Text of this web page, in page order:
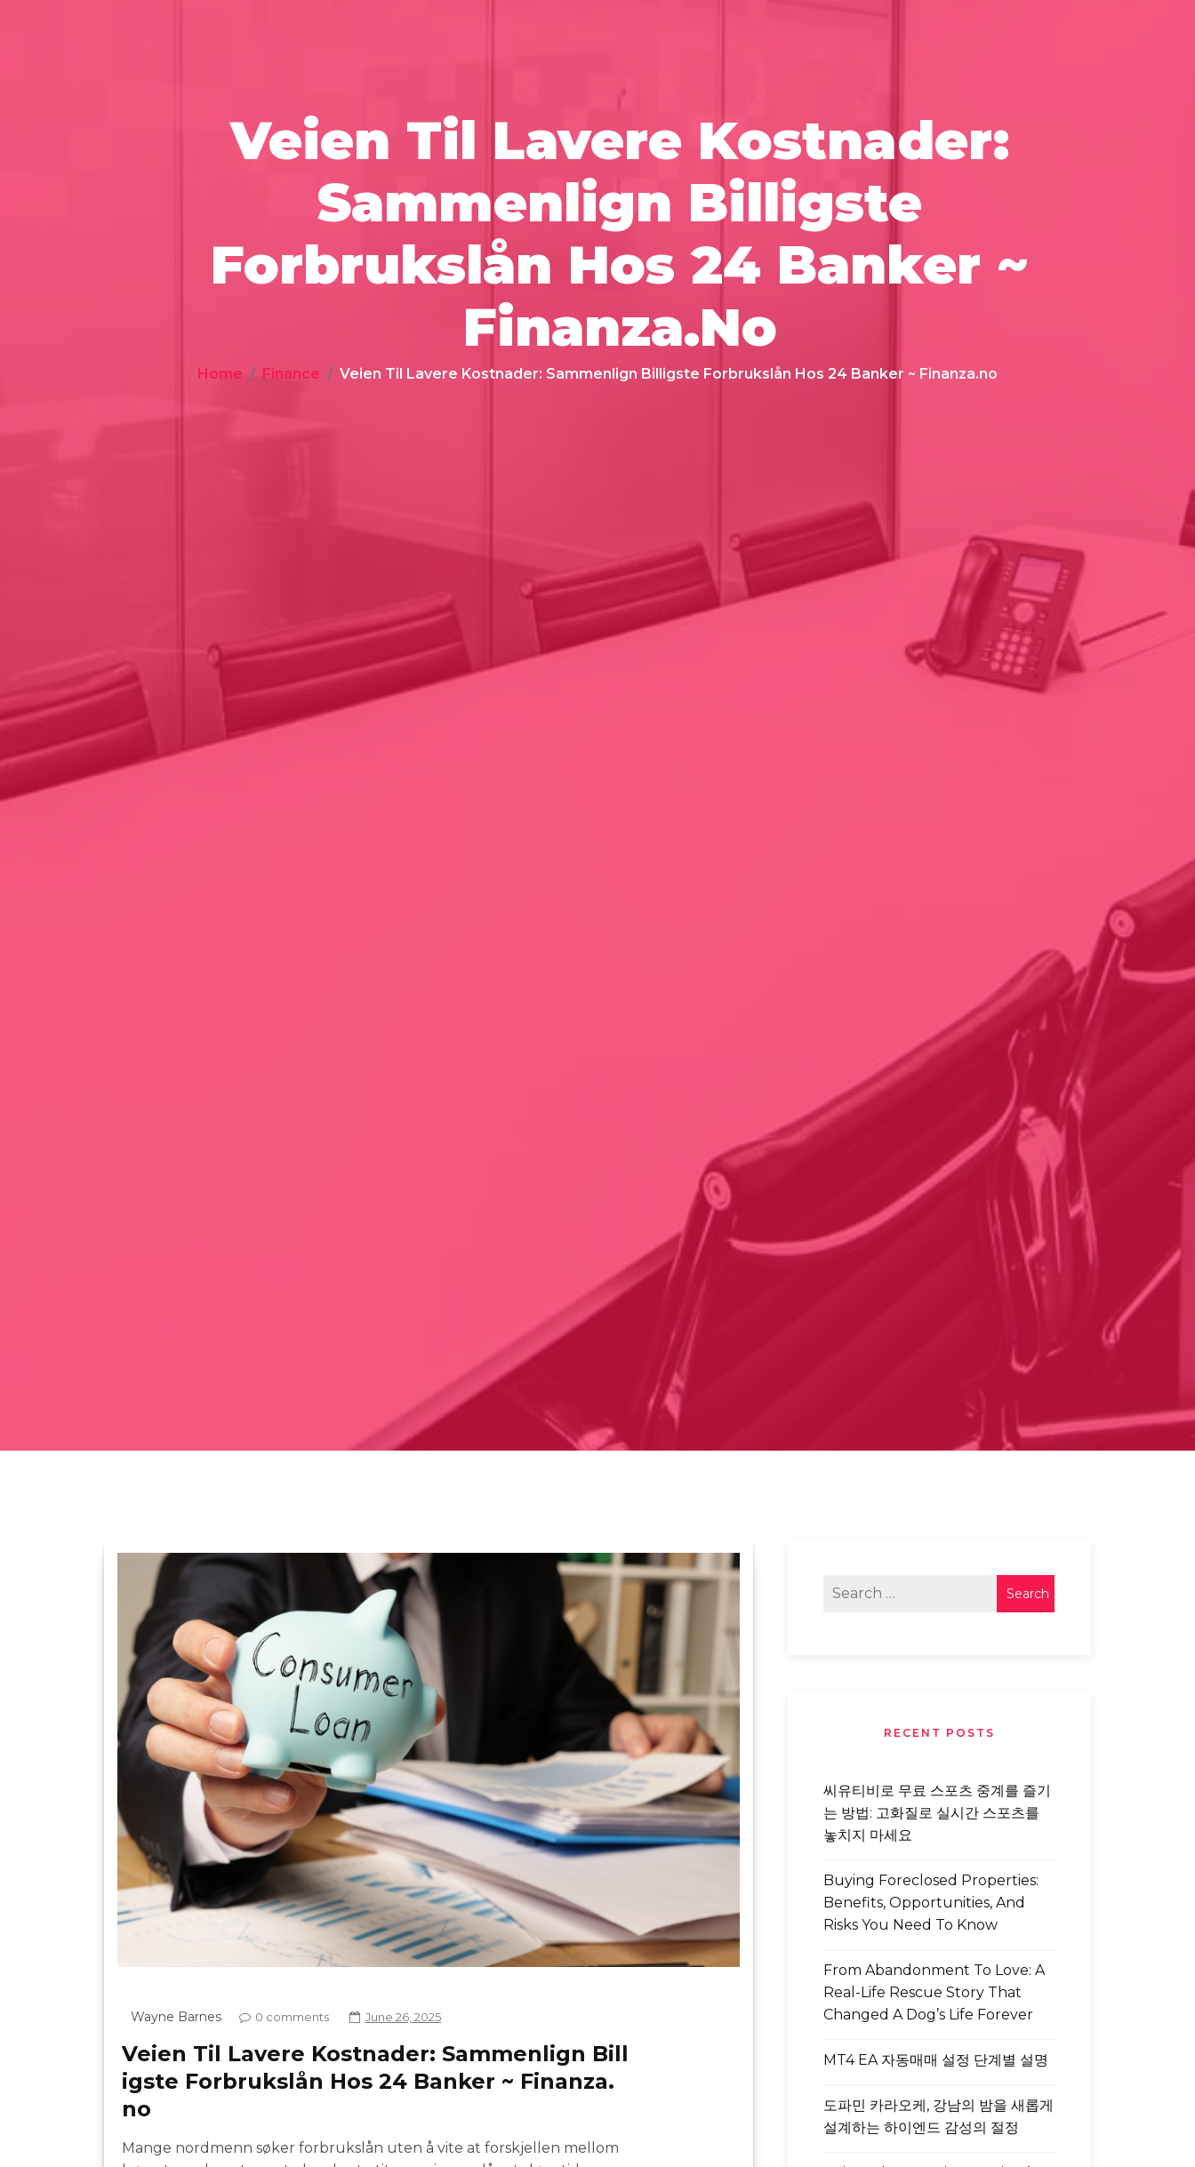
Veien Til Lavere Kostnader:
Sammenlign Billigste
Forbrukslån Hos 24 Banker ~
Finanza.no
Home Finance Veien Til Lavere Kostnader: Sammenlign Billigste Forbrukslån Hos 24 Banker ~ Finanza.no
Wayne Barnes 0 comments June 26, 2025
Veien Til Lavere Kostnader: Sammenlign Bill
igste Forbrukslån Hos 24 Banker ~ Finanza.
no
Mange nordmenn søker forbrukslån uten å vite at forskjellen mellom
RECENT POSTS
씨유티비로 무료 스포츠 중계를 즐기
는 방법: 고화질로 실시간 스포츠를
놓치지 마세요
Buying Foreclosed Properties:
Benefits, Opportunities, And
Risks You Need To Know
From Abandonment To Love: A
Real-Life Rescue Story That
Changed A Dog’s Life Forever
MT4 EA 자동매매 설정 단계별 설명
도파민 카라오케, 강남의 밤을 새롭게
설계하는 하이엔드 감성의 절정